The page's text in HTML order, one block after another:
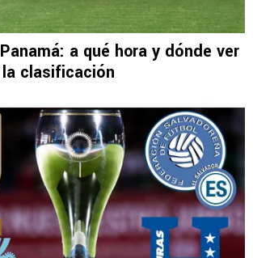
a qué hora y dónde ver
clasificación